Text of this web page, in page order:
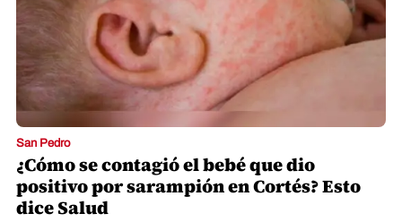
San Pedro
¿Cómo se contagió el bebé que dio
positivo por sarampión en Cortés? Esto
dice Salud